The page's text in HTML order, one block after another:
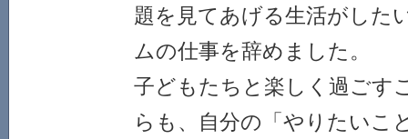
題を見てあげる生活がした
ムの仕事を辞めました。
子どもたちと楽しく過ごす
らも、自分の「やりたいこ